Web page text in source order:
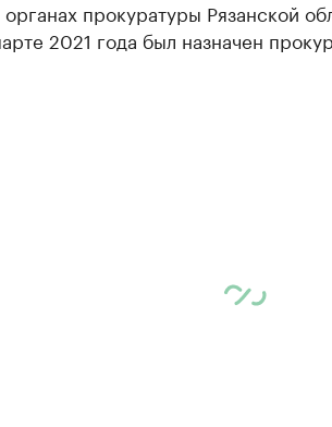
прокуратуры Рязанской
2021 года был назначен